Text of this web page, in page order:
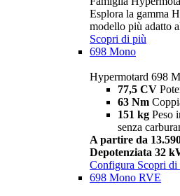
Esplora la gamma
modello più adatto
Scopri di più
698 Mono
Hypermotard 698
77,5 CV
63 Nm
151 kg Peso
senza
A partire da
Depotenziata 32
Configura Scopri di
698 Mono RVE